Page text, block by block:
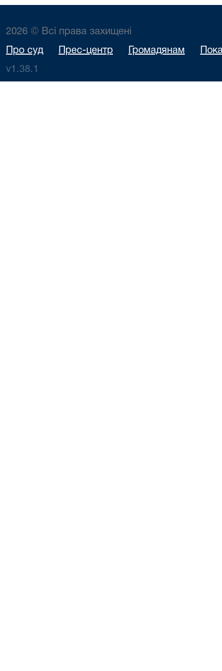
2026 © Всі права захищені
Про суд Прес-центр Громадянам
v1.38.1